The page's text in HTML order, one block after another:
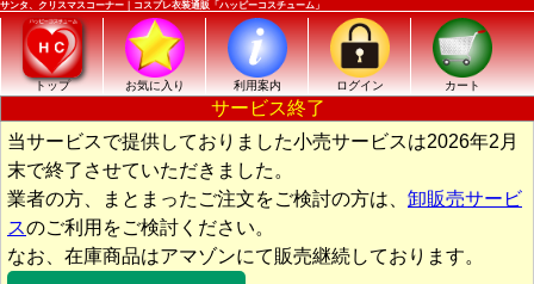
サンタ、クリスマスコーナー｜コスプレ衣装通販「ハッピーコスチューム」
トップ お気に入り 利用案内 ログイン カート
サービス終了
当サービスで提供しておりました小売サービスは2026年2月
末で終了させていただきました。
業者の方、まとまったご注文をご検討の方は、 卸販売サービ
スのご利用をご検討ください。
なお、在庫商品はアマゾンにて販売継続しております。